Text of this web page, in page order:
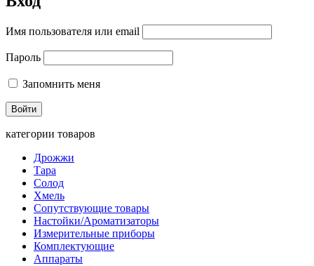
Имя пользователя или email
Пароль
Запомнить меня
категории товаров
Дрожжи
Тара
Солод
Хмель
Сопутствующие товары
Настойки/Ароматизаторы
Измерительные приборы
Комплектующие
Аппараты